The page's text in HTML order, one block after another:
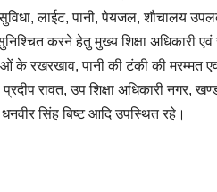
लाईट, पानी, पेयजल, शौचालय
करने हेतु मुख्य शिक्षा अधिकारी एवं
रखरखाव, पानी की टंकी की मरम्मत एवं
रावत, उप शिक्षा अधिकारी
धनवीर सिंह बिष्ट आदि उपस्थित रहे।